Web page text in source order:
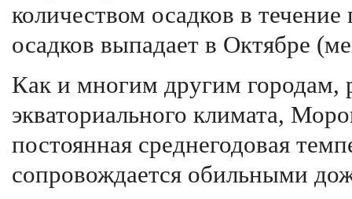
количеством осадков в
осадков выпадает в Октябре
Как и многим другим городам,
экваториального климата,
постоянная среднегодовая
сопровождается обильными